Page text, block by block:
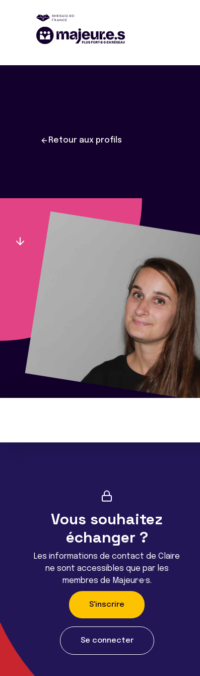
Retour aux profils
Vous souhaitez
échanger ?
Les informations de contact de Claire
ne sont accessibles que par les
membres de Majeur·e·s.
S'inscrire
Se connecter